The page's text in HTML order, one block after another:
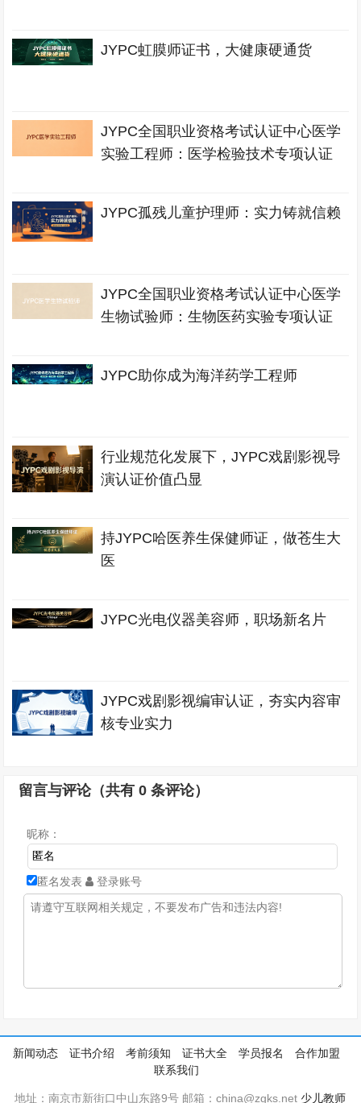
JYPC虹膜师证书，大健康硬通货
JYPC全国职业资格考试认证中心医学
实验工程师：医学检验技术专项认证
JYPC孤残儿童护理师：实力铸就信赖
JYPC全国职业资格考试认证中心医学
生物试验师：生物医药实验专项认证
JYPC助你成为海洋药学工程师
行业规范化发展下，JYPC戏剧影视导
演认证价值凸显
持JYPC哈医养生保健师证，做苍生大
医
JYPC光电仪器美容师，职场新名片
JYPC戏剧影视编审认证，夯实内容审
核专业实力
留言与评论（共有0 条评论）
昵称：
匿名发表 登录账号
新闻动态 证书介绍 考前须知 证书大全 学员报名
合作加盟
联系我们
地址：南京市新街口中山东路9号 邮箱：china@zgks.net 少儿教师